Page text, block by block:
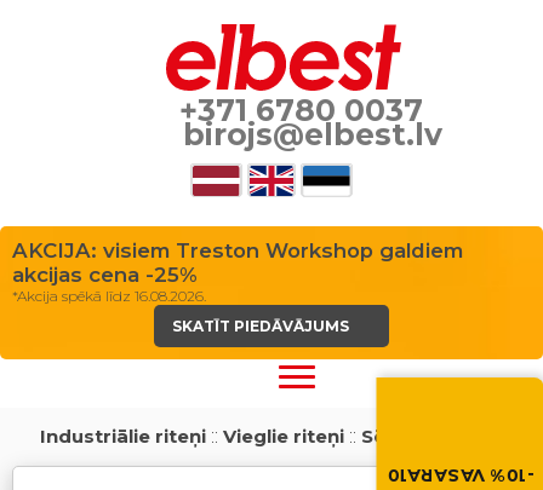
Vasara nāk ar
Izmanto atlaides
-10% VASARA10
+371 6780 0037
birojs@elbest.lv
AKCIJA: visiem Treston Workshop galdiem
akcijas cena -25%
*Akcija spēkā līdz 16.08.2026.
SKATĪT PIEDĀVĀJUMS
Industriālie riteņi:: Vieglie riteņi:: Sērija 32